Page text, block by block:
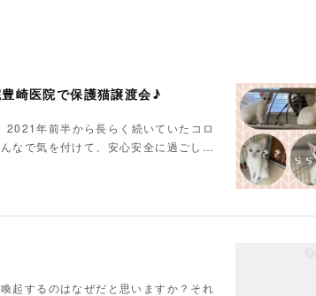
崎医院で保護猫譲渡会♪
年前半から長らく続いていたコロ
なで気を付けて、安心安全に過ごし…
起するのはなぜだと思いますか？それ